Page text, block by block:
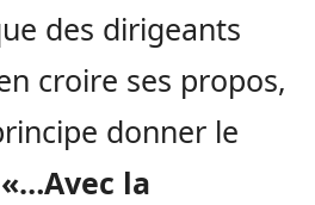
des dirigeants
croire ses propos,
donner le
«…Avec la